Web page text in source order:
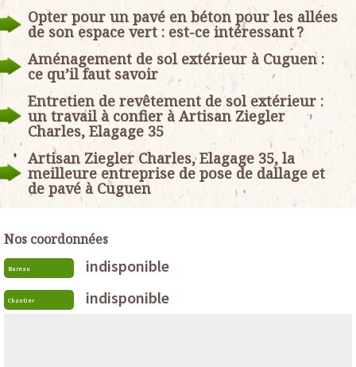
Opter pour un pavé en béton pour les allées
de son espace vert : est-ce intéressant ?
Aménagement de sol extérieur à Cuguen :
ce qu’il faut savoir
Entretien de revêtement de sol extérieur :
un travail à confier à Artisan Ziegler
Charles, Elagage 35
Artisan Ziegler Charles, Elagage 35, la
meilleure entreprise de pose de dallage et
de pavé à Cuguen
Nos coordonnées
Bureau indisponible
Chantier indisponible